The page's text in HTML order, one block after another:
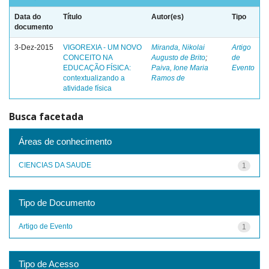
Data do
documento
Título Autor(es) Tipo
3-Dez-2015
VIGOREXIA - UM NOVO
CONCEITO NA
EDUCAÇÃO FÍSICA:
contextualizando a
atividade física
Miranda, Nikolai
Augusto de Brito;
Paiva, Ione Maria
Ramos de
Artigo
de
Evento
Busca facetada
Áreas de conhecimento
1
CIENCIAS DA SAUDE
Tipo de Documento
1
Artigo de Evento
Tipo de Acesso